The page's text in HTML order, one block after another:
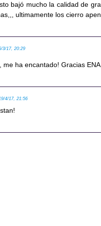
bajó mucho la calidad de
ultimamente los cierro
3/17, 20:29
me ha encantado! Gracias
4/17, 21:56